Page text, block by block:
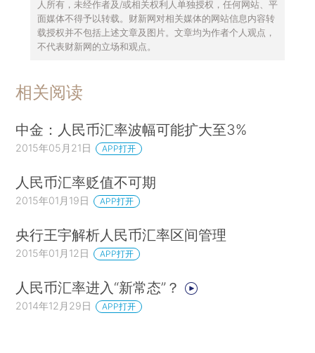
人所有，未经作者及/或相关权利人单独授权，任何网站、平
面媒体不得予以转载。财新网对相关媒体的网站信息内容转
载授权并不包括上述文章及图片。文章均为作者个人观点，
不代表财新网的立场和观点。
相关阅读
中金：人民币汇率波幅可能扩大至3%
2015年05月21日 APP打开
人民币汇率贬值不可期
2015年01月19日 APP打开
央行王宇解析人民币汇率区间管理
2015年01月12日 APP打开
人民币汇率进入“新常态”？
2014年12月29日 APP打开